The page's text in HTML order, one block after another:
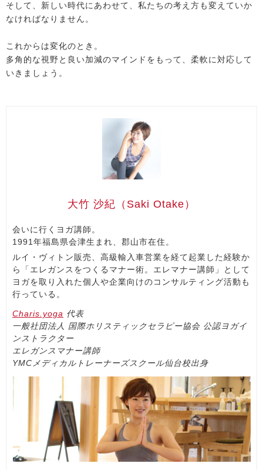
そして、新しい時代にあわせて、私たちの考え方も変えていか
なければなりません。
これからは変化のとき。
多角的な視野と良い加減のマインドをもって、柔軟に対応して
いきましょう。
大竹 沙紀（Saki Otake）
会いに行くヨガ講師。
1991年福島県会津生まれ、郡山市在住。
ルイ・ヴィトン販売、高級輸入車営業を経て起業した経験か
ら「エレガンスをつくるマナー術。エレマナー講師」として
ヨガを取り入れた個人や企業向けのコンサルティング活動も
行っている。
Charis.yoga 代表
一般社団法人 国際ホリスティックセラピー協会 公認ヨガイ
ンストラクター
エレガンスマナー講師
YMCメディカルトレーナーズスクール仙台校出身